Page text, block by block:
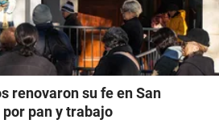
renovaron su fe en San
pan y trabajo